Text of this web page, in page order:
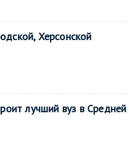
Херсонской
лучший вуз в Средней